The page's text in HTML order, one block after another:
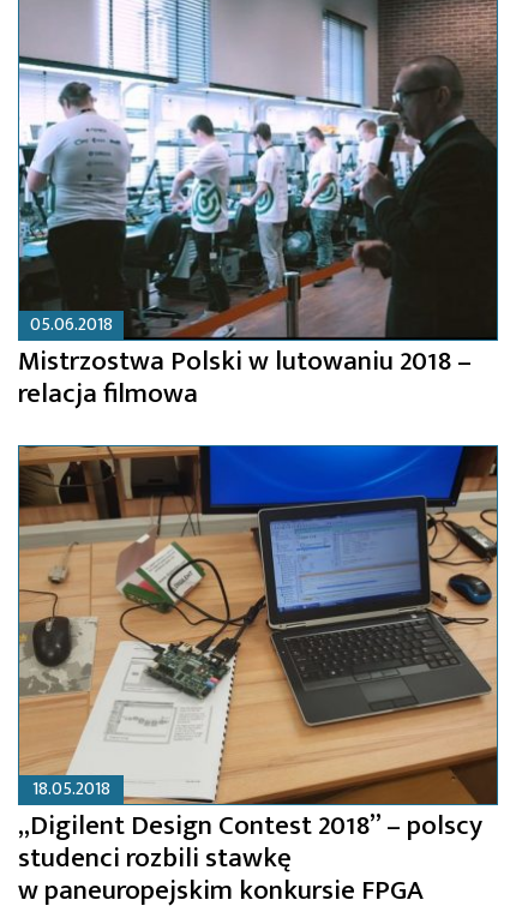
05.06.2018
Mistrzostwa Polski w lutowaniu 2018 –
relacja filmowa
18.05.2018
„Digilent Design Contest 2018” – polscy
studenci rozbili stawkę
w paneuropejskim konkursie FPGA